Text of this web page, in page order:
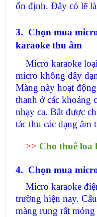
ổn định. Đây có lẽ
3. Chọn mua
karaoke thu âm
Micro karaoke loại
micro không dây
Màng này hoạt
thanh ở các khoảng
nhạy ca. Bắt được
tác thu các dạng
>> Cho thuê loa
4. Chọn mua
Micro karaoke
trường hiện nay.
màng rung rất